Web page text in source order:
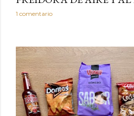
1 comentario